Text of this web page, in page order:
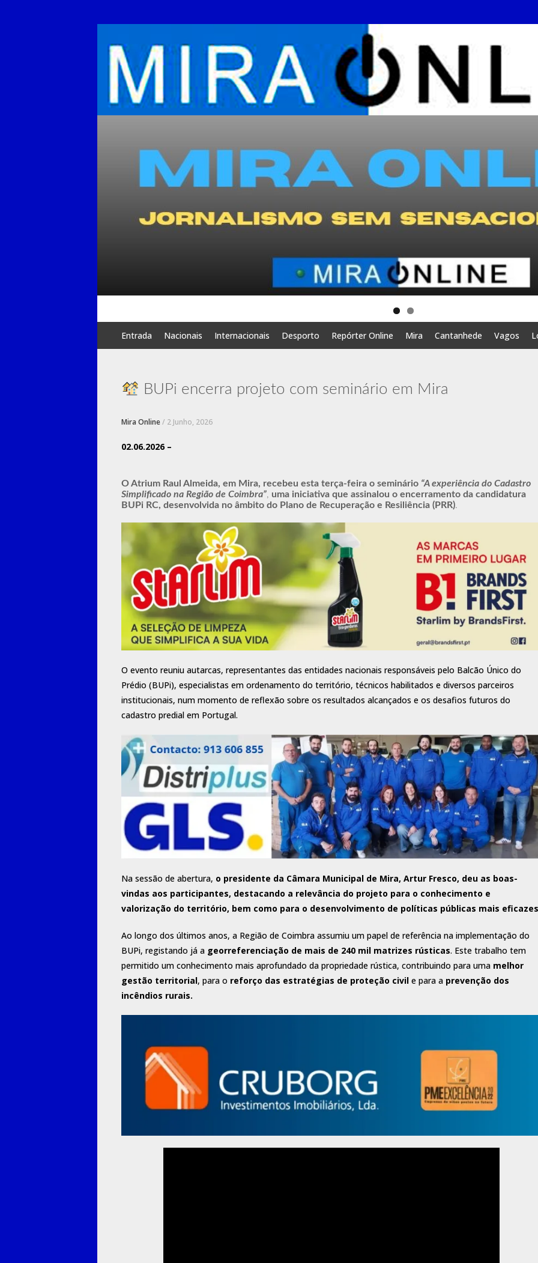
to
Entrada Nacionais Internacionais Desporto Repórter Online Mira Cantanhede Vagos
BUPi encerra projeto com seminário em Mira
Mira Online/ 2 Junho, 2026
02.06.2026 –
O Atrium Raul Almeida, em Mira, recebeu esta terça-feira o seminário “A experiência do Cadastro
Simplificado na Região de Coimbra”, uma iniciativa que assinalou o encerramento da candidatura
BUPi RC, desenvolvida no âmbito do Plano de Recuperação e Resiliência (PRR).
O evento reuniu autarcas, representantes das entidades nacionais responsáveis pelo Balcão Único do
Prédio (BUPi), especialistas em ordenamento do território, técnicos habilitados e diversos parceiros
institucionais, num momento de reflexão sobre os resultados alcançados e os desafios futuros do
cadastro predial em Portugal.
Na sessão de abertura, o presidente da Câmara Municipal de Mira, Artur Fresco, deu as boas-
vindas aos participantes, destacando a relevância do projeto para o conhecimento e
valorização do território, bem como para o desenvolvimento de políticas públicas mais
Ao longo dos últimos anos, a Região de Coimbra assumiu um papel de referência na implementação do
BUPi, registando já a georreferenciação de mais de 240 mil matrizes rústicas. Este trabalho tem
permitido um conhecimento mais aprofundado da propriedade rústica, contribuindo para uma melhor
gestão territorial, para o reforço das estratégias de proteção civil e para a prevenção dos
incêndios rurais.